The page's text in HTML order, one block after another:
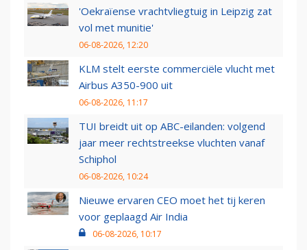
'Oekraïense vrachtvliegtuig in Leipzig zat
vol met munitie'
06-08-2026, 12:20
KLM stelt eerste commerciële vlucht met
Airbus A350-900 uit
06-08-2026, 11:17
TUI breidt uit op ABC-eilanden: volgend
jaar meer rechtstreekse vluchten vanaf
Schiphol
06-08-2026, 10:24
Nieuwe ervaren CEO moet het tij keren
voor geplaagd Air India
06-08-2026, 10:17